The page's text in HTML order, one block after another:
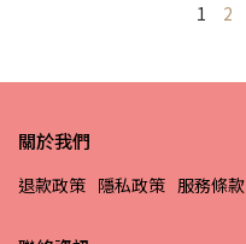
1 2
關於我們
退款政策 隱私政策 服務條款